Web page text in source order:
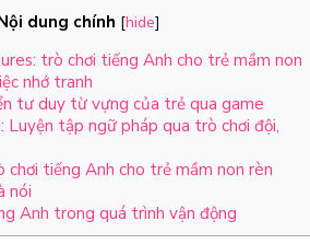
dung chính [hide]
trò chơi tiếng Anh cho trẻ mầm non
nhớ tranh
tư duy từ vựng của trẻ qua game
Luyện tập ngữ pháp qua trò chơi đội,
tiếng Anh cho trẻ mầm non rèn
nói
Anh trong quá trình vận động